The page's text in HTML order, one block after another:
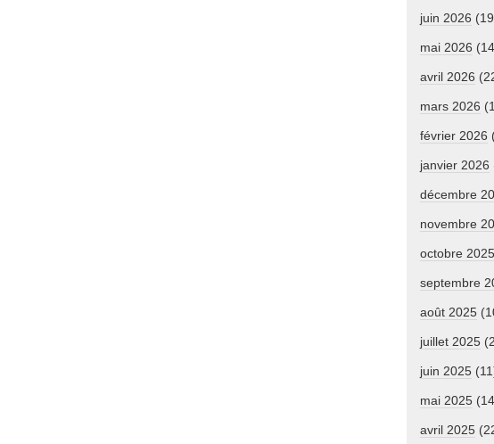
juin 2026
mai 2026
avril 2026
mars 2026
février 2026
janvier 2026
décembre
novembre
octobre 2025
septembre
août 2025
juillet 2025
juin 2025
mai 2025
avril 2025